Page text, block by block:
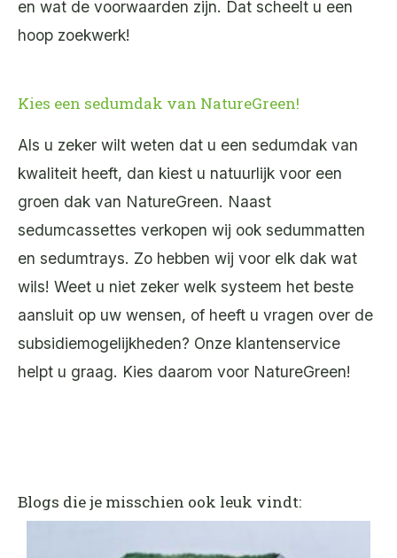
en wat de voorwaarden zijn. Dat scheelt u een
hoop zoekwerk!
Kies een sedumdak van NatureGreen!
Als u zeker wilt weten dat u een sedumdak van
kwaliteit heeft, dan kiest u natuurlijk voor een
groen dak van NatureGreen. Naast
sedumcassettes verkopen wij ook sedummatten
en sedumtrays. Zo hebben wij voor elk dak wat
wils! Weet u niet zeker welk systeem het beste
aansluit op uw wensen, of heeft u vragen over de
subsidiemogelijkheden? Onze klantenservice
helpt u graag. Kies daarom voor NatureGreen!
Blogs die je misschien ook leuk vindt: